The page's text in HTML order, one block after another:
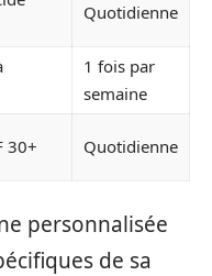
Quotidienne
1 fois par
semaine
30+ Quotidienne
personnalisée
de sa